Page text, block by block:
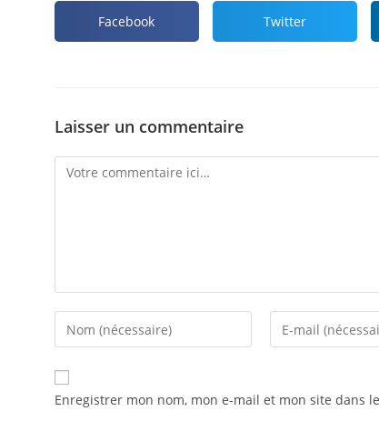
Facebook Twitter
Laisser un commentaire
Enregistrer mon nom, mon e-mail et mon site dans